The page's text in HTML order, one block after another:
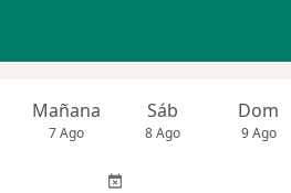
Mañana
7 Ago
Sáb
8 Ago
Dom
9 Ago